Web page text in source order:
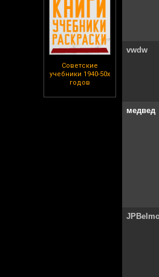
Советские
учебники 1940-50х
годов
vwdw
медвед